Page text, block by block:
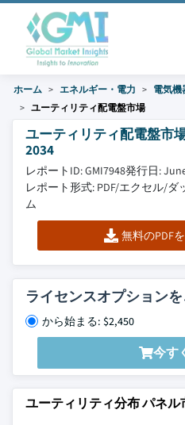
ホーム エネルギー・電力 電気機
ユーティリティ配電盤市場
ユーティリティ配電盤市
2034
レポートID: GMI7948発行日:
レポート形式: PDF/エクセル/
ム
無料のPDF
ライセンスオプション
から始まる: $2,450
今す
ユーティリティ分布 パネル